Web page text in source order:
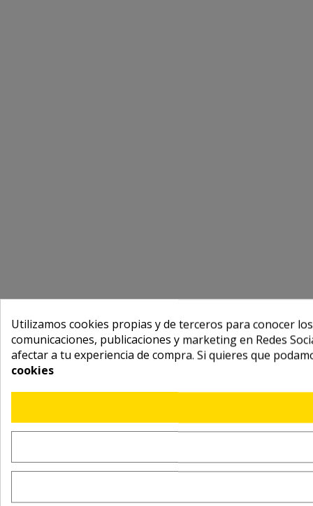
Utilizamos cookies propias y de terceros para conocer
comunicaciones, publicaciones y marketing en Redes
afectar a tu experiencia de compra. Si quieres que
cookies